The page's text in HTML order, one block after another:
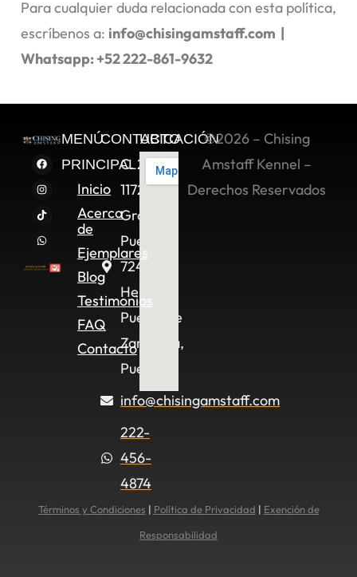
Para cualquier duda relacionada con esta política,
escríbenos a: info@chisingamstaff.com |
Whatsapp: +52 222-861-9632
MENÚ
PRINCIPAL
Inicio
Acerca
de
Ejemplares
Blog
Testimonios
FAQ
Contacto
CONTACTO
C. 2 Sur
11722,
Granjas
Puebla,
72490
Heroica
Puebla de
Zaragoza,
Pue.
info@chisingamstaff.com
222-
456-
4874
UBICACIÓN©2026 – Chising
Amstaff Kennel –
Derechos Reservados
Términos y Condiciones | Política de Privacidad | Exención de
Responsabilidad